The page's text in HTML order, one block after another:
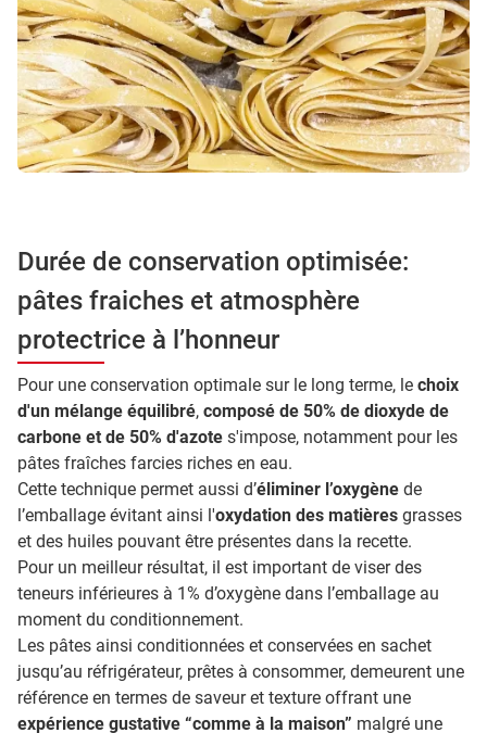
Durée de conservation optimisée:
pâtes fraiches et atmosphère
protectrice à l’honneur
Pour une conservation optimale sur le long terme, le choix
d'un mélange équilibré, composé de 50% de dioxyde de
carbone et de 50% d'azote s'impose, notamment pour les
pâtes fraîches farcies riches en eau.
Cette technique permet aussi d’éliminer l’oxygène de
l’emballage évitant ainsi l'oxydation des matières grasses
et des huiles pouvant être présentes dans la recette.
Pour un meilleur résultat, il est important de viser des
teneurs inférieures à 1% d’oxygène dans l’emballage au
moment du conditionnement.
Les pâtes ainsi conditionnées et conservées en sachet
jusqu’au réfrigérateur, prêtes à consommer, demeurent une
référence en termes de saveur et texture offrant une
expérience gustative “comme à la maison” malgré une